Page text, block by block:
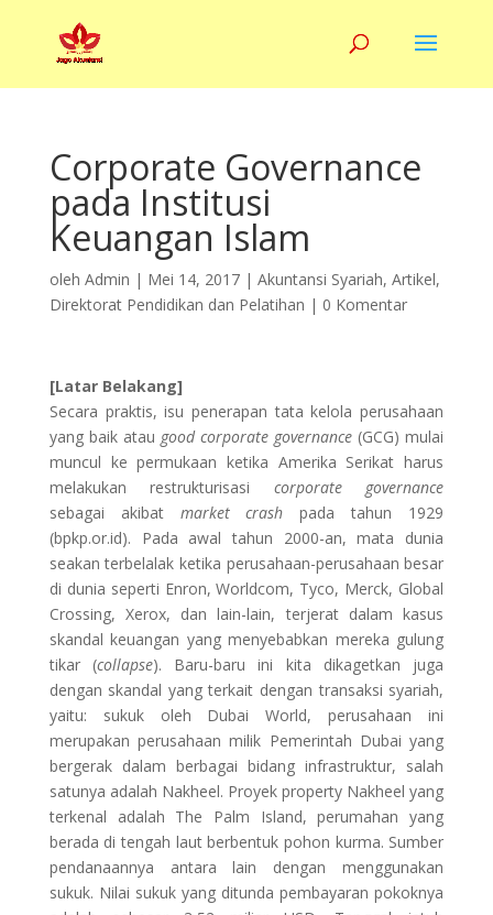
Corporate Governance
pada Institusi
Keuangan Islam
oleh Admin | Mei 14, 2017| Akuntansi Syariah, Artikel,
Direktorat Pendidikan dan Pelatihan | 0 Komentar
[Latar Belakang]
Secara praktis, isu penerapan tata kelola perusahaan
yang baik atau good corporate governance (GCG) mulai
muncul ke permukaan ketika Amerika Serikat harus
melakukan restrukturisasi corporate governance
sebagai akibat market crash pada tahun 1929
(bpkp.or.id). Pada awal tahun 2000-an, mata dunia
seakan terbelalak ketika perusahaan-perusahaan besar
di dunia seperti Enron, Worldcom, Tyco, Merck, Global
Crossing, Xerox, dan lain-lain, terjerat dalam kasus
skandal keuangan yang menyebabkan mereka gulung
tikar (collapse). Baru-baru ini kita dikagetkan juga
dengan skandal yang terkait dengan transaksi syariah,
yaitu: sukuk oleh Dubai World, perusahaan ini
merupakan perusahaan milik Pemerintah Dubai yang
bergerak dalam berbagai bidang infrastruktur, salah
satunya adalah Nakheel. Proyek property Nakheel yang
terkenal adalah The Palm Island, perumahan yang
berada di tengah laut berbentuk pohon kurma. Sumber
pendanaannya antara lain dengan menggunakan
sukuk. Nilai sukuk yang ditunda pembayaran pokoknya